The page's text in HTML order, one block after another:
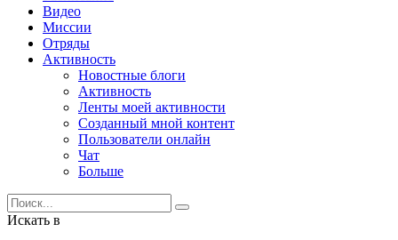
Видео
Миссии
Отряды
Активность
Новостные блоги
Активность
Ленты моей активности
Созданный мной контент
Пользователи онлайн
Чат
Больше
Искать в